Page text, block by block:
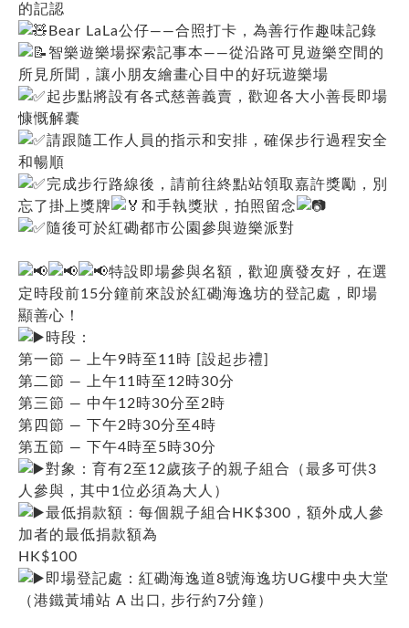
的記認
Bear LaLa公仔——合照打卡，為善行作趣味記錄
智樂遊樂場探索記事本——從沿路可見遊樂空間的
所見所聞，讓小朋友繪畫心目中的好玩遊樂場
起步點將設有各式慈善義賣，歡迎各大小善長即場
慷慨解囊
請跟隨工作人員的指示和安排，確保步行過程安全
和暢順
完成步行路線後，請前往終點站領取嘉許獎勵，別
忘了掛上獎牌
和手執獎狀，拍照留念
隨後可於紅磡都市公園參與遊樂派對
特設即場參與名額，歡迎廣發友好，在選
定時段前15分鐘前來設於紅磡海逸坊的登記處，即場
顯善心！
時段：
第一節 — 上午9時至11時 [設起步禮]
第二節 — 上午11時至12時30分
第三節 — 中午12時30分至2時
第四節 — 下午2時30分至4時
第五節 — 下午4時至5時30分
對象：育有2至12歲孩子的親子組合（最多可供3
人參與，其中1位必須為大人）
最低捐款額：每個親子組合HK$300，額外成人參
加者的最低捐款額為
HK$100
即場登記處：紅磡海逸道8號海逸坊UG樓中央大堂
（港鐵黃埔站 A 出口, 步行約7分鐘）